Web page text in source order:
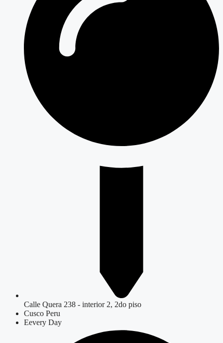
Calle Quera 238 - interior 2, 2do piso
Cusco Peru
Eevery Day